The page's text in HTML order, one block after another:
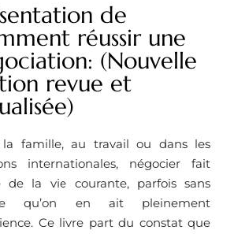
de
réussir une
(Nouvelle
revue et
la famille, au travail ou dans les
internationales, négocier fait
de la vie courante, parfois sans
qu’on en ait pleinement
Ce livre part du constat que